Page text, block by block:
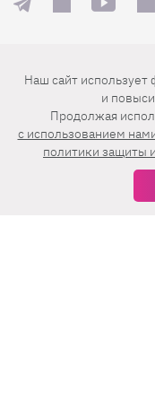
Наш сайт использует
и
Продолжая
c использованием
политики защиты